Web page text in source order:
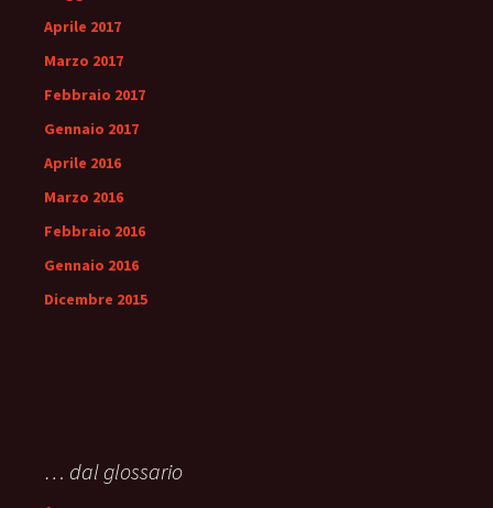
Aprile 2017
Marzo 2017
Febbraio 2017
Gennaio 2017
Aprile 2016
Marzo 2016
Febbraio 2016
Gennaio 2016
Dicembre 2015
… dal glossario